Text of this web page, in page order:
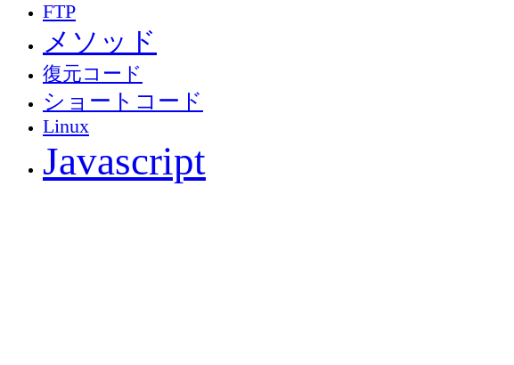
FTP
メソッド
復元コード
ショートコード
Linux
Javascript